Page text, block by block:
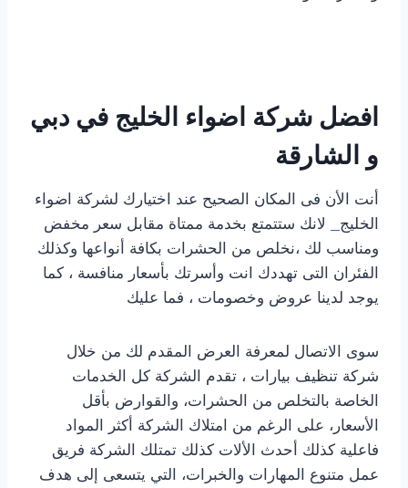
افضل شركة اضواء الخليج في دبي
و الشارقة
أنت الأن فى المكان الصحيح عند اختيارك لشركة اضواء
الخليج
لانك ستتمتع بخدمة ممتاة مقابل سعر مخفض
ومناسب لك ،نخلص من الحشرات بكافة أنواعها وكذلك
الفئران التى تهددك انت وأسرتك بأسعار منافسة ، كما
يوجد لدينا عروض وخصومات ، فما عليك
سوى الاتصال لمعرفة العرض المقدم لك من خلال
شركة تنظيف بيارات ، تقدم الشركة كل الخدمات
الخاصة بالتخلص من الحشرات، والقوارض بأقل
الأسعار، على الرغم من امتلاك الشركة أكثر المواد
فاعلية كذلك أحدث الألات كذلك تمتلك الشركة فريق
عمل متنوع المهارات والخبرات، التي يتسعى إلى هدف